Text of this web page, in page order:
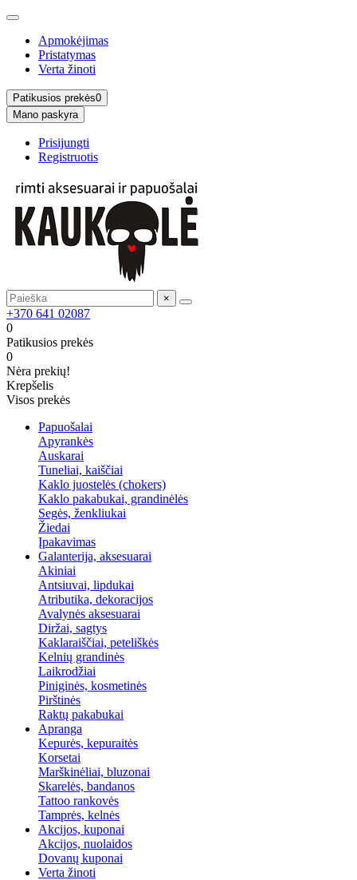
Apmokėjimas
Pristatymas
Verta žinoti
Patikusios prekės0
Mano paskyra
Prisijungti
Registruotis
×
+370 641 02087
0
Patikusios prekės
0
Nėra prekių!
Krepšelis
Visos prekės
Papuošalai
Apyrankės
Auskarai
Tuneliai, kaiščiai
Kaklo juostelės (chokers)
Kaklo pakabukai, grandinėlės
Segės, ženkliukai
Žiedai
Įpakavimas
Galanterija, aksesuarai
Akiniai
Antsiuvai, lipdukai
Atributika, dekoracijos
Avalynės aksesuarai
Diržai, sagtys
Kaklaraiščiai, peteliškės
Kelnių grandinės
Laikrodžiai
Piniginės, kosmetinės
Pirštinės
Raktų pakabukai
Apranga
Kepurės, kepuraitės
Korsetai
Marškinėliai, bluzonai
Skarelės, bandanos
Tattoo rankovės
Tamprės, kelnės
Akcijos, kuponai
Akcijos, nuolaidos
Dovanų kuponai
Verta žinoti